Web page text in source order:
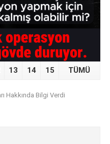
13 14 15 TÜMÜ
Hakkında Bilgi Verdi